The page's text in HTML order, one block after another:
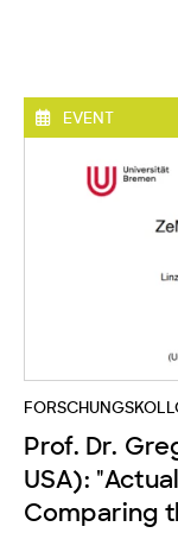
EVENT
Prof. Dr.
USA):
Comparing